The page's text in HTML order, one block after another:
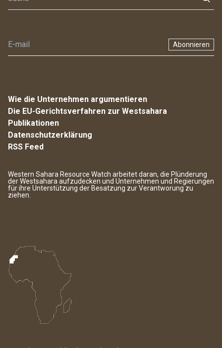
Abonnieren
Wie die Unternehmen argumentieren
Die EU-Gerichtsverfahren zur Westsahara
Publikationen
Datenschutzerklärung
RSS Feed
Western Sahara Resource Watch arbeitet daran, die Plünderung
der Westsahara aufzudecken und Unternehmen und Regierungen
für ihre Unterstützung der Besatzung zur Verantworung zu
ziehen.